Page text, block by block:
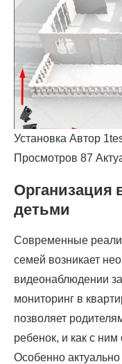
Установка Автор
Просмотров 87
Организация
детьми
Современные
семей возникает
видеонаблюдении
мониторинг в
позволяет
ребенок, и как с
Особенно